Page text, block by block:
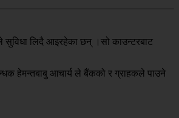
सुविधा लिदै आइरहेका छन् ।सो काउन्टरबाट
हेमन्तबाबु आचार्य ले बैंकको र ग्राहकले पाउने